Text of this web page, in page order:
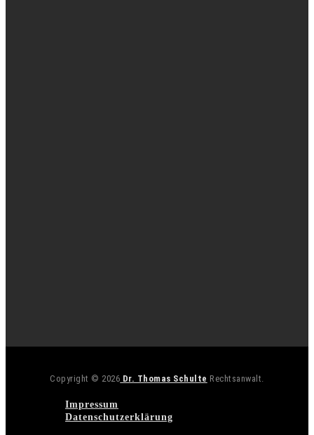
Copyright © 2026 Dr. Thomas Schulte Rechtsanwalt.
Impressum
Datenschutzerklärung